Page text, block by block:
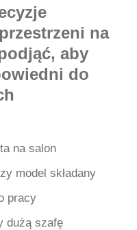
na
aby
do
na salon
model składany
pracy
dużą szafę